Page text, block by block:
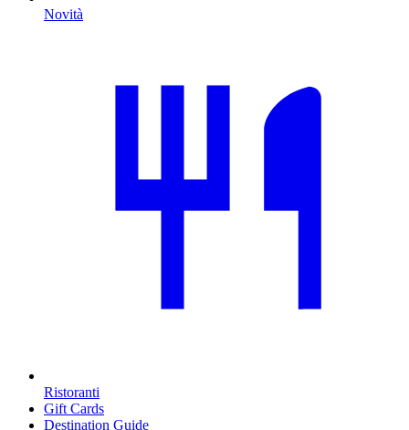
Novità
Ristoranti
Gift Cards
Destination Guide